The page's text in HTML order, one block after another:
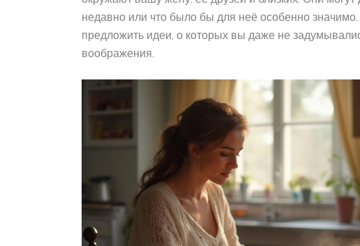
недавно или что было бы для неё особенно
предложить идеи, о которых вы даже не
воображения.